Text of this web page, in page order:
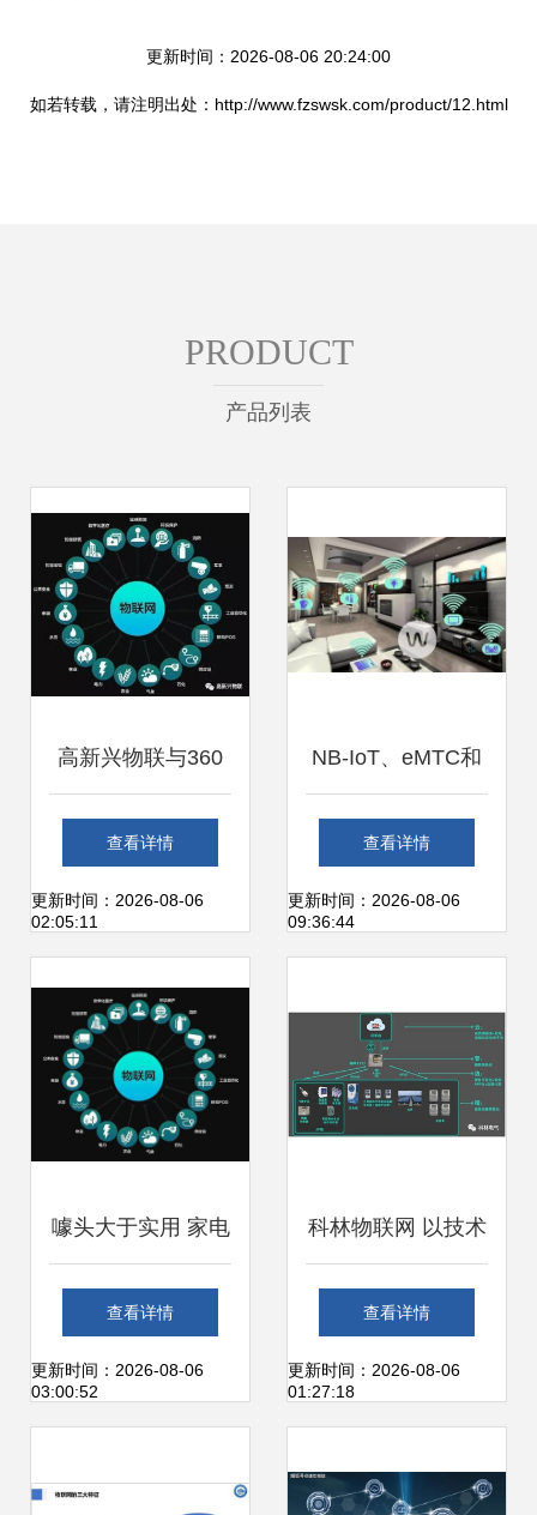
更新时间：2026-08-06 20:24:00
如若转载，请注明出处：http://www.fzswsk.com/product/12.html
PRODUCT
产品列表
高新兴物联与360
科技强强联合，共
筑物联网安全新生
查看详情
更新时间：2026-08-06
02:05:11
NB-IoT、eMTC和
LoRa 如何在物联
网领域与WiFi、蓝
查看详情
更新时间：2026-08-06
09:36:44
噱头大于实用 家电
产品疑似“伪智”重
灾区——物联网技
查看详情
更新时间：2026-08-06
03:00:52
科林物联网 以技术
创新描绘智慧城市
未来图景
查看详情
更新时间：2026-08-06
01:27:18